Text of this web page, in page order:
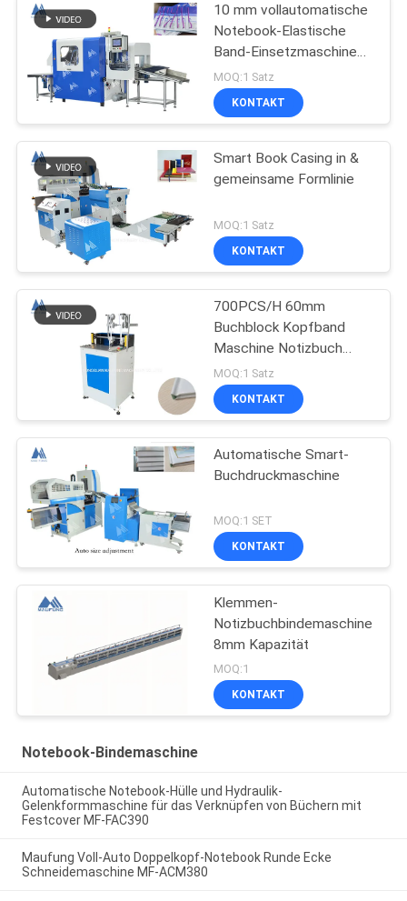
10 mm vollautomatische
Notebook-Elastische
Band-Einsetzmaschine
MF-FEM450
MOQ:1 Satz
KONTAKT
Smart Book Casing in &
gemeinsame Formlinie
MOQ:1 Satz
KONTAKT
700PCS/H 60mm
Buchblock Kopfband
Maschine Notizbuch
Bindemaschine MF-
HBM420
MOQ:1 Satz
KONTAKT
Automatische Smart-
Buchdruckmaschine
MOQ:1 SET
KONTAKT
Klemmen-
Notizbuchbindemaschine
8mm Kapazität
MOQ:1
KONTAKT
Notebook-Bindemaschine
Automatische Notebook-Hülle und Hydraulik-
Gelenkformmaschine für das Verknüpfen von Büchern mit
Festcover MF-FAC390
Maufung Voll-Auto Doppelkopf-Notebook Runde Ecke
Schneidemaschine MF-ACM380